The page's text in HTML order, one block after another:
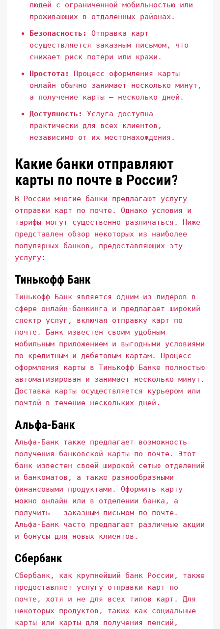
людей с ограниченной мобильностью или
проживающих в отдаленных районах.
Безопасность:
Отправка карт
осуществляется заказным письмом, что
снижает риск потери или кражи.
Простота:
Процесс оформления карты
онлайн обычно занимает несколько минут,
а получение карты – несколько дней.
Доступность:
Услуга доступна
практически для всех клиентов,
независимо от их местонахождения.
Какие банки отправляют
карты по почте в России?
В России многие банки предлагают услугу
отправки карт по почте. Однако условия и
тарифы могут существенно различаться. Ниже
представлен обзор некоторых из наиболее
популярных банков, предоставляющих эту
услугу:
Тинькофф Банк
Тинькофф Банк является одним из лидеров в
сфере онлайн-банкинга и предлагает широкий
спектр услуг, включая отправку карт по
почте. Банк известен своим удобным
мобильным приложением и выгодными условиями
по кредитным и дебетовым картам. Процесс
оформления карты в Тинькофф Банке полностью
автоматизирован и занимает несколько минут.
Доставка карты осуществляется курьером или
почтой в течение нескольких дней.
Альфа-Банк
Альфа-Банк также предлагает возможность
получения банковской карты по почте. Этот
банк известен своей широкой сетью отделений
и банкоматов, а также разнообразными
финансовыми продуктами. Оформить карту
можно онлайн или в отделении банка, а
получить – заказным письмом по почте.
Альфа-Банк часто предлагает различные акции
и бонусы для новых клиентов.
Сбербанк
Сбербанк, как крупнейший банк России, также
предоставляет услугу отправки карт по
почте, хотя и не для всех типов карт. Для
некоторых продуктов, таких как социальные
карты или карты для получения пенсий,